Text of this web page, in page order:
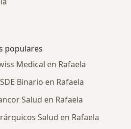
populares
Medical en Rafaela
Binario en Rafaela
Salud en Rafaela
Salud en Rafaela